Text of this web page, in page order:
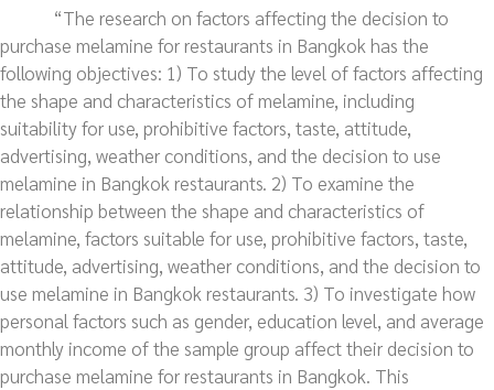
“The research on factors affecting the decision to
purchase melamine for restaurants in Bangkok has the
following objectives: 1) To study the level of factors affecting
the shape and characteristics of melamine, including
suitability for use, prohibitive factors, taste, attitude,
advertising, weather conditions, and the decision to use
melamine in Bangkok restaurants. 2) To examine the
relationship between the shape and characteristics of
melamine, factors suitable for use, prohibitive factors, taste,
attitude, advertising, weather conditions, and the decision to
use melamine in Bangkok restaurants. 3) To investigate how
personal factors such as gender, education level, and average
monthly income of the sample group affect their decision to
purchase melamine for restaurants in Bangkok. This